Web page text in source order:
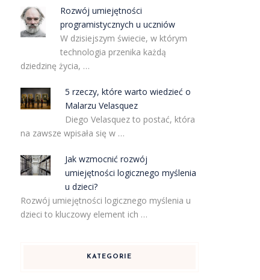
Rozwój umiejętności
programistycznych u uczniów
W dzisiejszym świecie, w którym
technologia przenika każdą
dziedzinę życia, …
5 rzeczy, które warto wiedzieć o
Malarzu Velasquez
Diego Velasquez to postać, która
na zawsze wpisała się w …
Jak wzmocnić rozwój
umiejętności logicznego myślenia
u dzieci?
Rozwój umiejętności logicznego myślenia u
dzieci to kluczowy element ich …
KATEGORIE